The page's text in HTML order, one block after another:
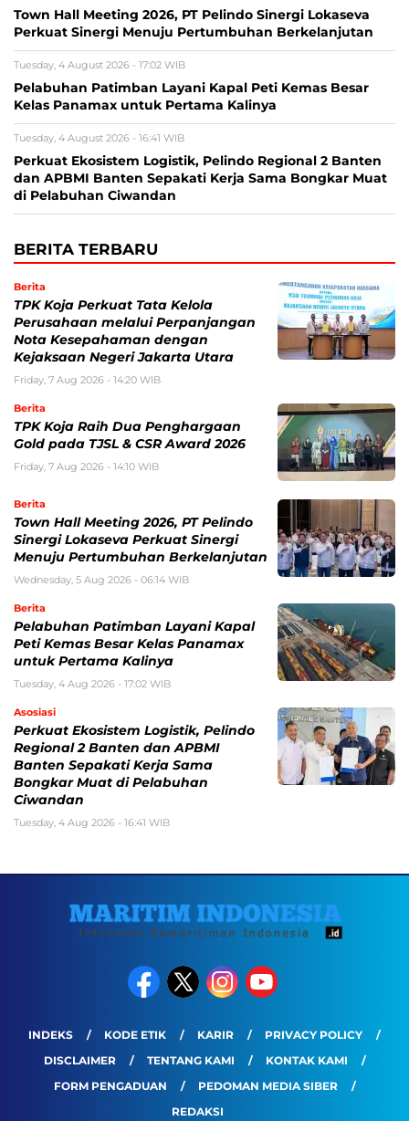
Town Hall Meeting 2026, PT Pelindo Sinergi Lokaseva
Perkuat Sinergi Menuju Pertumbuhan Berkelanjutan
Tuesday, 4 August 2026 - 17:02 WIB
Pelabuhan Patimban Layani Kapal Peti Kemas Besar
Kelas Panamax untuk Pertama Kalinya
Tuesday, 4 August 2026 - 16:41 WIB
Perkuat Ekosistem Logistik, Pelindo Regional 2 Banten
dan APBMI Banten Sepakati Kerja Sama Bongkar Muat
di Pelabuhan Ciwandan
BERITA TERBARU
Berita
TPK Koja Perkuat Tata Kelola
Perusahaan melalui Perpanjangan
Nota Kesepahaman dengan
Kejaksaan Negeri Jakarta Utara
Friday, 7 Aug 2026 - 14:20 WIB
Berita
TPK Koja Raih Dua Penghargaan
Gold pada TJSL & CSR Award 2026
Friday, 7 Aug 2026 - 14:10 WIB
Berita
Town Hall Meeting 2026, PT Pelindo
Sinergi Lokaseva Perkuat Sinergi
Menuju Pertumbuhan Berkelanjutan
Wednesday, 5 Aug 2026 - 06:14 WIB
Berita
Pelabuhan Patimban Layani Kapal
Peti Kemas Besar Kelas Panamax
untuk Pertama Kalinya
Tuesday, 4 Aug 2026 - 17:02 WIB
Asosiasi
Perkuat Ekosistem Logistik, Pelindo
Regional 2 Banten dan APBMI
Banten Sepakati Kerja Sama
Bongkar Muat di Pelabuhan
Ciwandan
Tuesday, 4 Aug 2026 - 16:41 WIB
INDEKS KODE ETIK KARIR
PRIVACY POLICY
DISCLAIMER
TENTANG KAMI
KONTAK KAMI
FORM PENGADUAN
PEDOMAN MEDIA SIBER
REDAKSI